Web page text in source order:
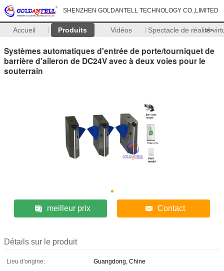
SHENZHEN GOLDANTELL TECHNOLOGY CO.,LIMITED
Accueil Produits Vidéos Spectacle de réalité
>>
Systèmes automatiques d'entrée de porte/tourniquet de
barrière d'aileron de DC24V avec à deux voies pour le
souterrain
meilleur prix Contact
Détails sur le produit
Lieu d'origine:
Guangdong, Chine